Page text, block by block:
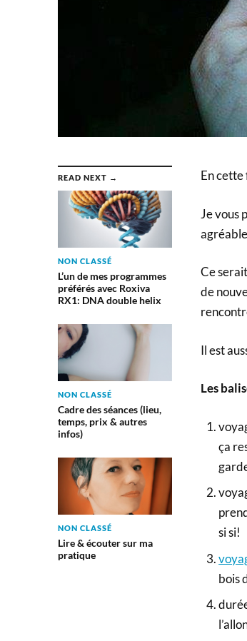
READ NEXT →
NON CLASSÉ
L’un de mes programmes
préférés avec Roxiva
RX1: DNA double helix
NON CLASSÉ
Cadre des séances (lieu,
temps, prix & autres
infos)
NON CLASSÉ
Lire & écouter sur ma
pratique
En cette
Je vous
Ce
de
Il est
Les
ça
si si!
bois